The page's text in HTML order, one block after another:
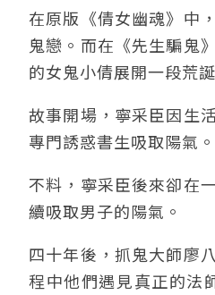
在原版《倩女幽魂》中
鬼戀。而在《先生騙鬼
的女鬼小倩展開一段荒
故事開場，寧采臣因生
專門誘惑書生吸取陽氣
不料，寧采臣後來卻在
續吸取男子的陽氣。
四十年後，抓鬼大師廖
程中他們遇見真正的法